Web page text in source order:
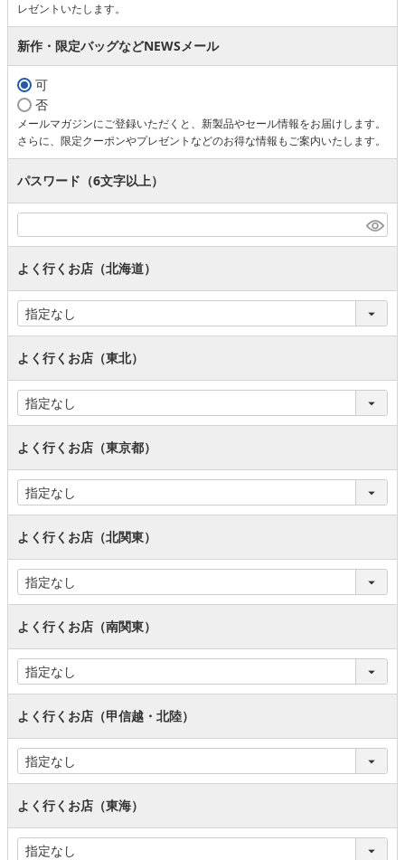
レゼントいたします。
新作・限定バッグなどNEWSメール
可
否
メールマガジンにご登録いただくと、新製品やセール情報をお届けします。
さらに、限定クーポンやプレゼントなどのお得な情報もご案内いたします。
パスワード（6文字以上）
よく行くお店（北海道）
よく行くお店（東北）
よく行くお店（東京都）
よく行くお店（北関東）
よく行くお店（南関東）
よく行くお店（甲信越・北陸）
よく行くお店（東海）